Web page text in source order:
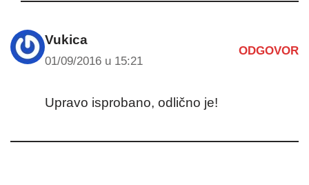
Vukica
01/09/2016 u 15:21
ODGOVOR
Upravo isprobano, odlično je!